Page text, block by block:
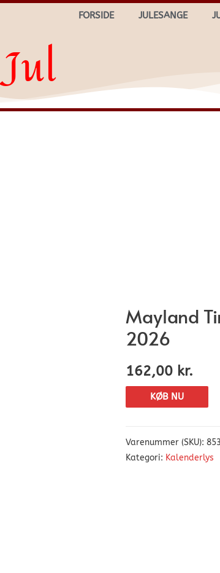
FORSIDE JULESANGE
Mayland
2026
162,00 kr.
KØB NU
Varenummer (SKU):
Kategori: Kalenderlys